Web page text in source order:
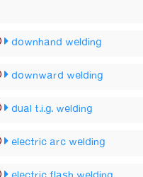
downhand welding
downward welding
dual t.i.g. welding
electric arc welding